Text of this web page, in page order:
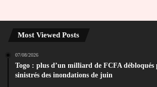
Most Viewed Posts
07/08/2026
Togo : plus d’un milliard de FCFA débloqués
sinistrés des inondations de juin